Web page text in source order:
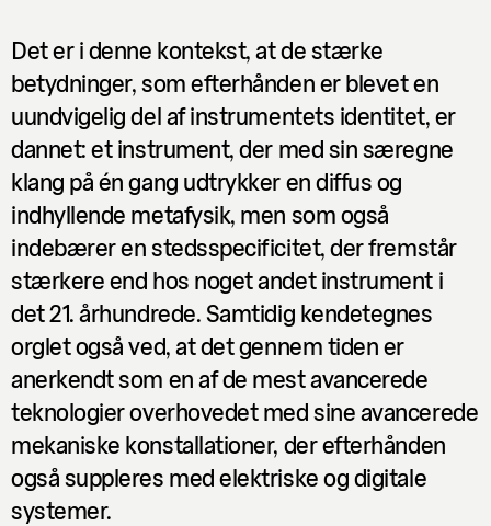
Asta Louisa Bjerre
lyd 16.04.2018
Organisten og orgelbyggeren
Jan Stricker, Rasmus Cleve Christensen
lyd 16.04.2018
Orgel-mixtape
Jan Stricker, Rasmus Cleve Christensen
Det er i denne kontekst, at de stærke
betydninger, som efterhånden er blevet en
uundvigelig del af instrumentets identitet, er
dannet: et instrument, der med sin særegne
klang på én gang udtrykker en diffus og
indhyllende metafysik, men som også
indebærer en stedsspecificitet, der fremstår
stærkere end hos noget andet instrument i
det 21. århundrede. Samtidig kendetegnes
orglet også ved, at det gennem tiden er
anerkendt som en af de mest avancerede
teknologier overhovedet med sine avancerede
mekaniske konstallationer, der efterhånden
også suppleres med elektriske og digitale
systemer.